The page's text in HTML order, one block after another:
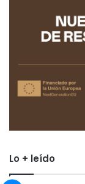
Lo + leído